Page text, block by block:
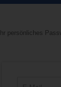
persönliches